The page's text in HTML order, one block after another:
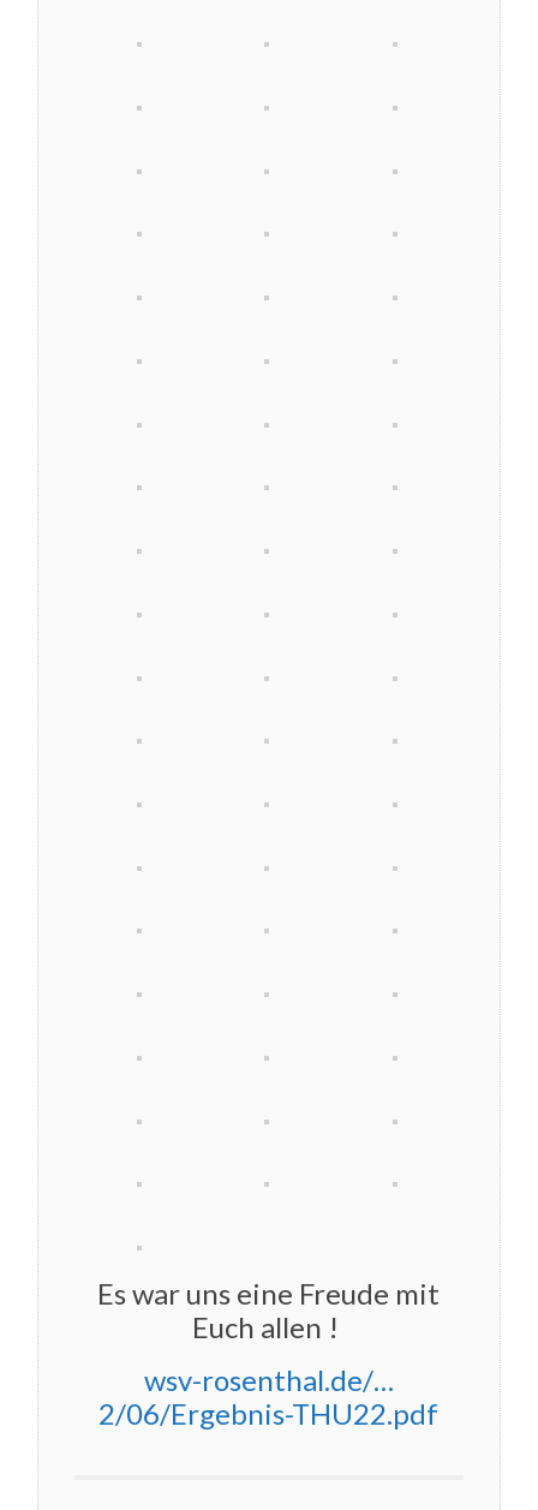
Es war uns eine Freude mit
Euch allen !
wsv-rosenthal.de/…
2/06/Ergebnis-THU22.pdf